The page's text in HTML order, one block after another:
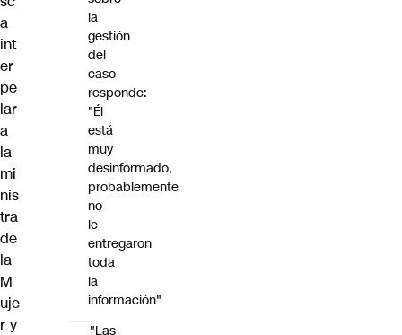
a
int
er
pe
lar
a
la
mi
nis
tra
de
la
M
uje
r y
la
gestión
del
caso
responde:
"Él
está
muy
desinformado,
probablemente
no
le
entregaron
toda
la
información"
"Las